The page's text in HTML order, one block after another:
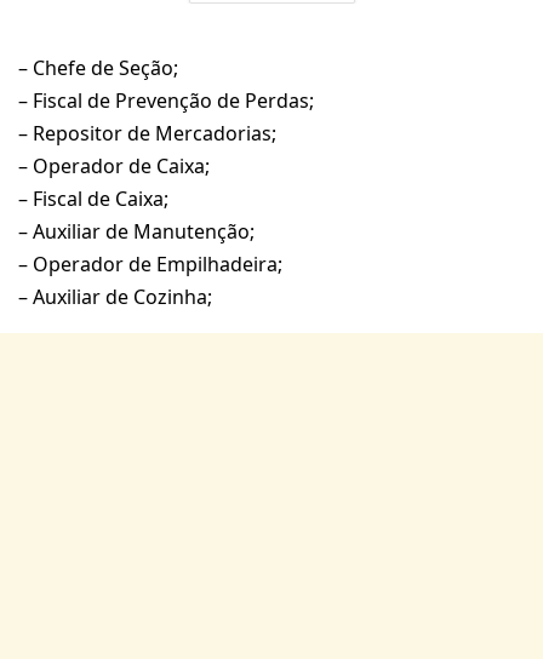
– Chefe de Seção;
– Fiscal de Prevenção de Perdas;
– Repositor de Mercadorias;
– Operador de Caixa;
– Fiscal de Caixa;
– Auxiliar de Manutenção;
– Operador de Empilhadeira;
– Auxiliar de Cozinha;